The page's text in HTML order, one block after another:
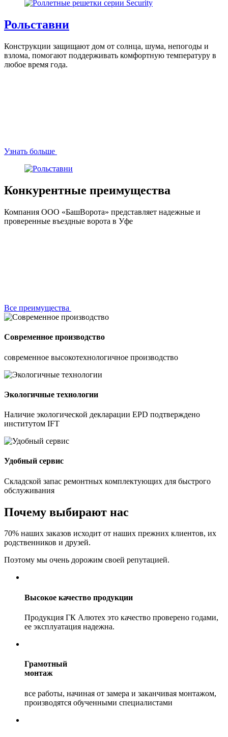
Рольставни
Конструкции защищают дом от солнца, шума, непогоды и
взлома, помогают поддерживать комфортную температуру в
любое время года.
Узнать больше
Конкурентные преимущества
Компания ООО «‎БашВорота» представляет надежные и
проверенные въездные ворота в Уфе
Все преимущества
Современное производство
современное высокотехнологичное производство
Экологичные технологии
Наличие экологической декларации EPD подтверждено
институтом IFT
Удобный сервис
Складской запас ремонтных комплектующих для быстрого
обслуживания
Почему выбирают нас
70% наших заказов исходит от наших прежних клиентов, их
родственников и друзей.
Поэтому мы очень дорожим своей репутацией.
Высокое качество продукции
Продукция ГК Алютех это качество проверено годами,
ее эксплуатация надежна.
Грамотный
монтаж
все работы, начиная от замера и заканчивая монтажом,
производятся обученными специалистами